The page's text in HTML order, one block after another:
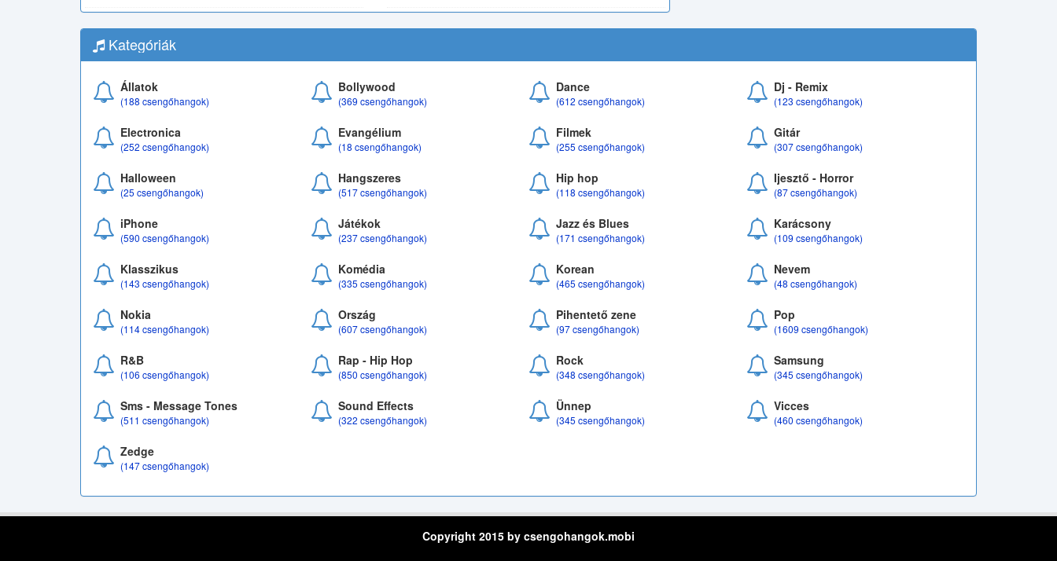
Kategóriák
Állatok
(188 csengőhangok)
Bollywood
(369 csengőhangok)
Dance
(612 csengőhangok)
Dj - Remix
(123 csengőhangok)
Electronica
(252 csengőhangok)
Evangélium
(18 csengőhangok)
Filmek
(255 csengőhangok)
Gitár
(307 csengőhangok)
Halloween
(25 csengőhangok)
Hangszeres
(517 csengőhangok)
Hip hop
(118 csengőhangok)
Ijesztő - Horror
(87 csengőhangok)
iPhone
(590 csengőhangok)
Játékok
(237 csengőhangok)
Jazz és Blues
(171 csengőhangok)
Karácsony
(109 csengőhangok)
Klasszikus
(143 csengőhangok)
Komédia
(335 csengőhangok)
Korean
(465 csengőhangok)
Nevem
(48 csengőhangok)
Nokia
(114 csengőhangok)
Ország
(607 csengőhangok)
Pihentető zene
(97 csengőhangok)
Pop
(1609 csengőhangok)
R&B
(106 csengőhangok)
Rap - Hip Hop
(850 csengőhangok)
Rock
(348 csengőhangok)
Samsung
(345 csengőhangok)
Sms - Message Tones
(511 csengőhangok)
Sound Effects
(322 csengőhangok)
Ünnep
(345 csengőhangok)
Vicces
(460 csengőhangok)
Zedge
(147 csengőhangok)
Copyright 2015 by csengohangok.mobi